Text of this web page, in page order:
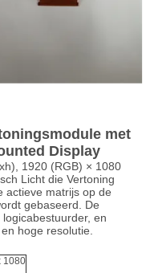
met
Display
1920 (RGB) × 1080
Licht die Vertoning
actieve matrijs op de
gebaseerd. De
en
hoge resolutie.
1080